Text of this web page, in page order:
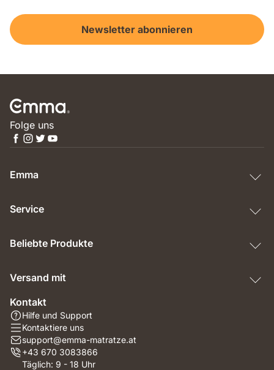
Newsletter abonnieren
Folge uns
Emma
Service
Beliebte Produkte
Versand mit
Kontakt
Hilfe und Support
Kontaktiere uns
support@emma-matratze.at
+43 670 3083866
Täglich: 9 - 18 Uhr